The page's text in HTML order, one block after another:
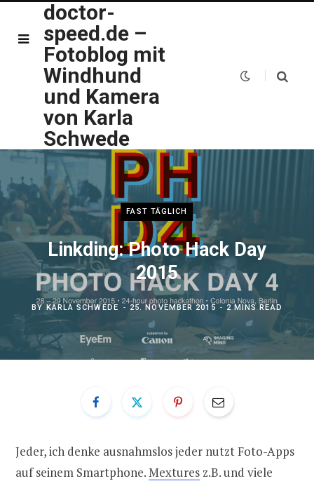
doctor-
speed.de –
Fotoblog mit
Windhund
und Kamera
von Karla
Schwede
FAST TÄGLICH
Linkding: Photo Hack Day
2015
BY KARLA SCHWEDE 25. NOVEMBER 2015 2 MINS READ
Jeder, ich denke ausnahmslos jeder nutzt Foto-Apps
auf seinem Smartphone.Mextures z.B. und viele